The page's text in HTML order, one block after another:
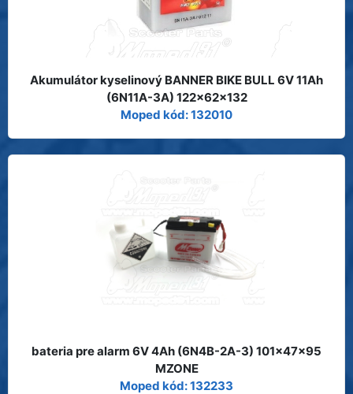
Akumulátor kyselinový BANNER BIKE BULL 6V 11Ah
(6N11A-3A) 122x62x132
Moped kód: 132010
bateria pre alarm 6V 4Ah (6N4B-2A-3) 101x47x95
MZONE
Moped kód: 132233